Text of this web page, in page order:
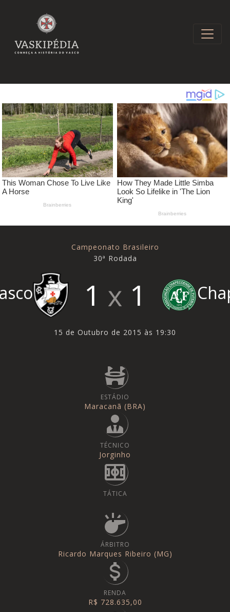
Campeonato Brasileiro
30ª Rodada
1 1
15 de Outubro de 2015 às 19:30
ESTÁDIO
Maracanã (BRA)
TÉCNICO
Jorginho
TÁTICA
ÁRBITRO
Ricardo Marques Ribeiro (MG)
RENDA
R$ 728.635,00